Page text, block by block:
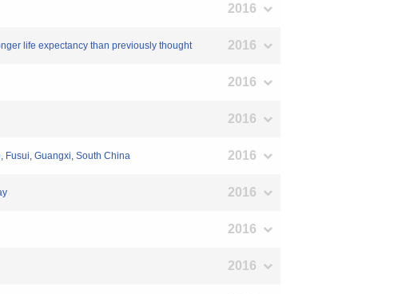
2016
life expectancy than previously thought 2016
2016
2016
Fusui, Guangxi, South China 2016
2016
2016
2016